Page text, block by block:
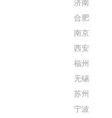
济南
合肥
南京
西安
福州
无锡
苏州
宁波